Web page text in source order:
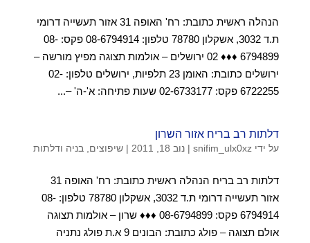
הנהלה ראשית כתובת: רח' האופה 31 אזור תעשייה דרומי
ת.ד 3032, אשקלון 78780 טלפון: 08-6794914 פקס: 08-
6794899 ♦♦♦ 02 ירושלים – אולמות תצוגה מפיץ מורשה –
ירושלים כתובת: האומן 23 תלפיות, ירושלים טלפון: 02-
6722255 פקס: 02-6733177 שעות פתיחה: א'-ה' –...
דלתות רב בריח אזור השרון
על ידי snifim_ulx0xz
| נוב 18, 2011 | שיפוצים, בניה ודלתות
דלתות רב בריח הנהלה ראשית כתובת: רח' האופה 31
אזור תעשייה דרומי ת.ד 3032, אשקלון 78780 טלפון: 08-
6794914 פקס: 08-6794899 ♦♦♦ שרון – אולמות תצוגה
אולם תצוגה – פולג כתובת: הבונים 9 א.ת פולג נתניה